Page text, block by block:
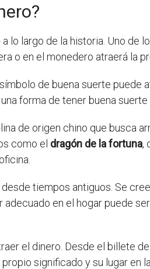
lo largo de la historia. Uno de
o en el monedero atraerá la
de buena suerte puede
forma de tener buena
de origen chino que busca
como el dragón de la fortuna,
tiempos antiguos. Se
en el hogar puede
el dinero. Desde el billete
significado y su lugar en